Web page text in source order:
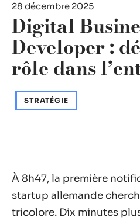
28 décembre 2025
Digital
Developer :
rôle dans
STRATÉGIE
À 8h47, la première
startup allemande
tricolore. Dix minutes